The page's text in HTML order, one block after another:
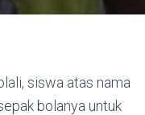
siswa atas nama
bolanya untuk